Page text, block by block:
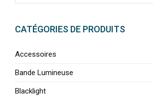
CATÉGORIES DE PRODUITS
Accessoires
Bande Lumineuse
Blacklight